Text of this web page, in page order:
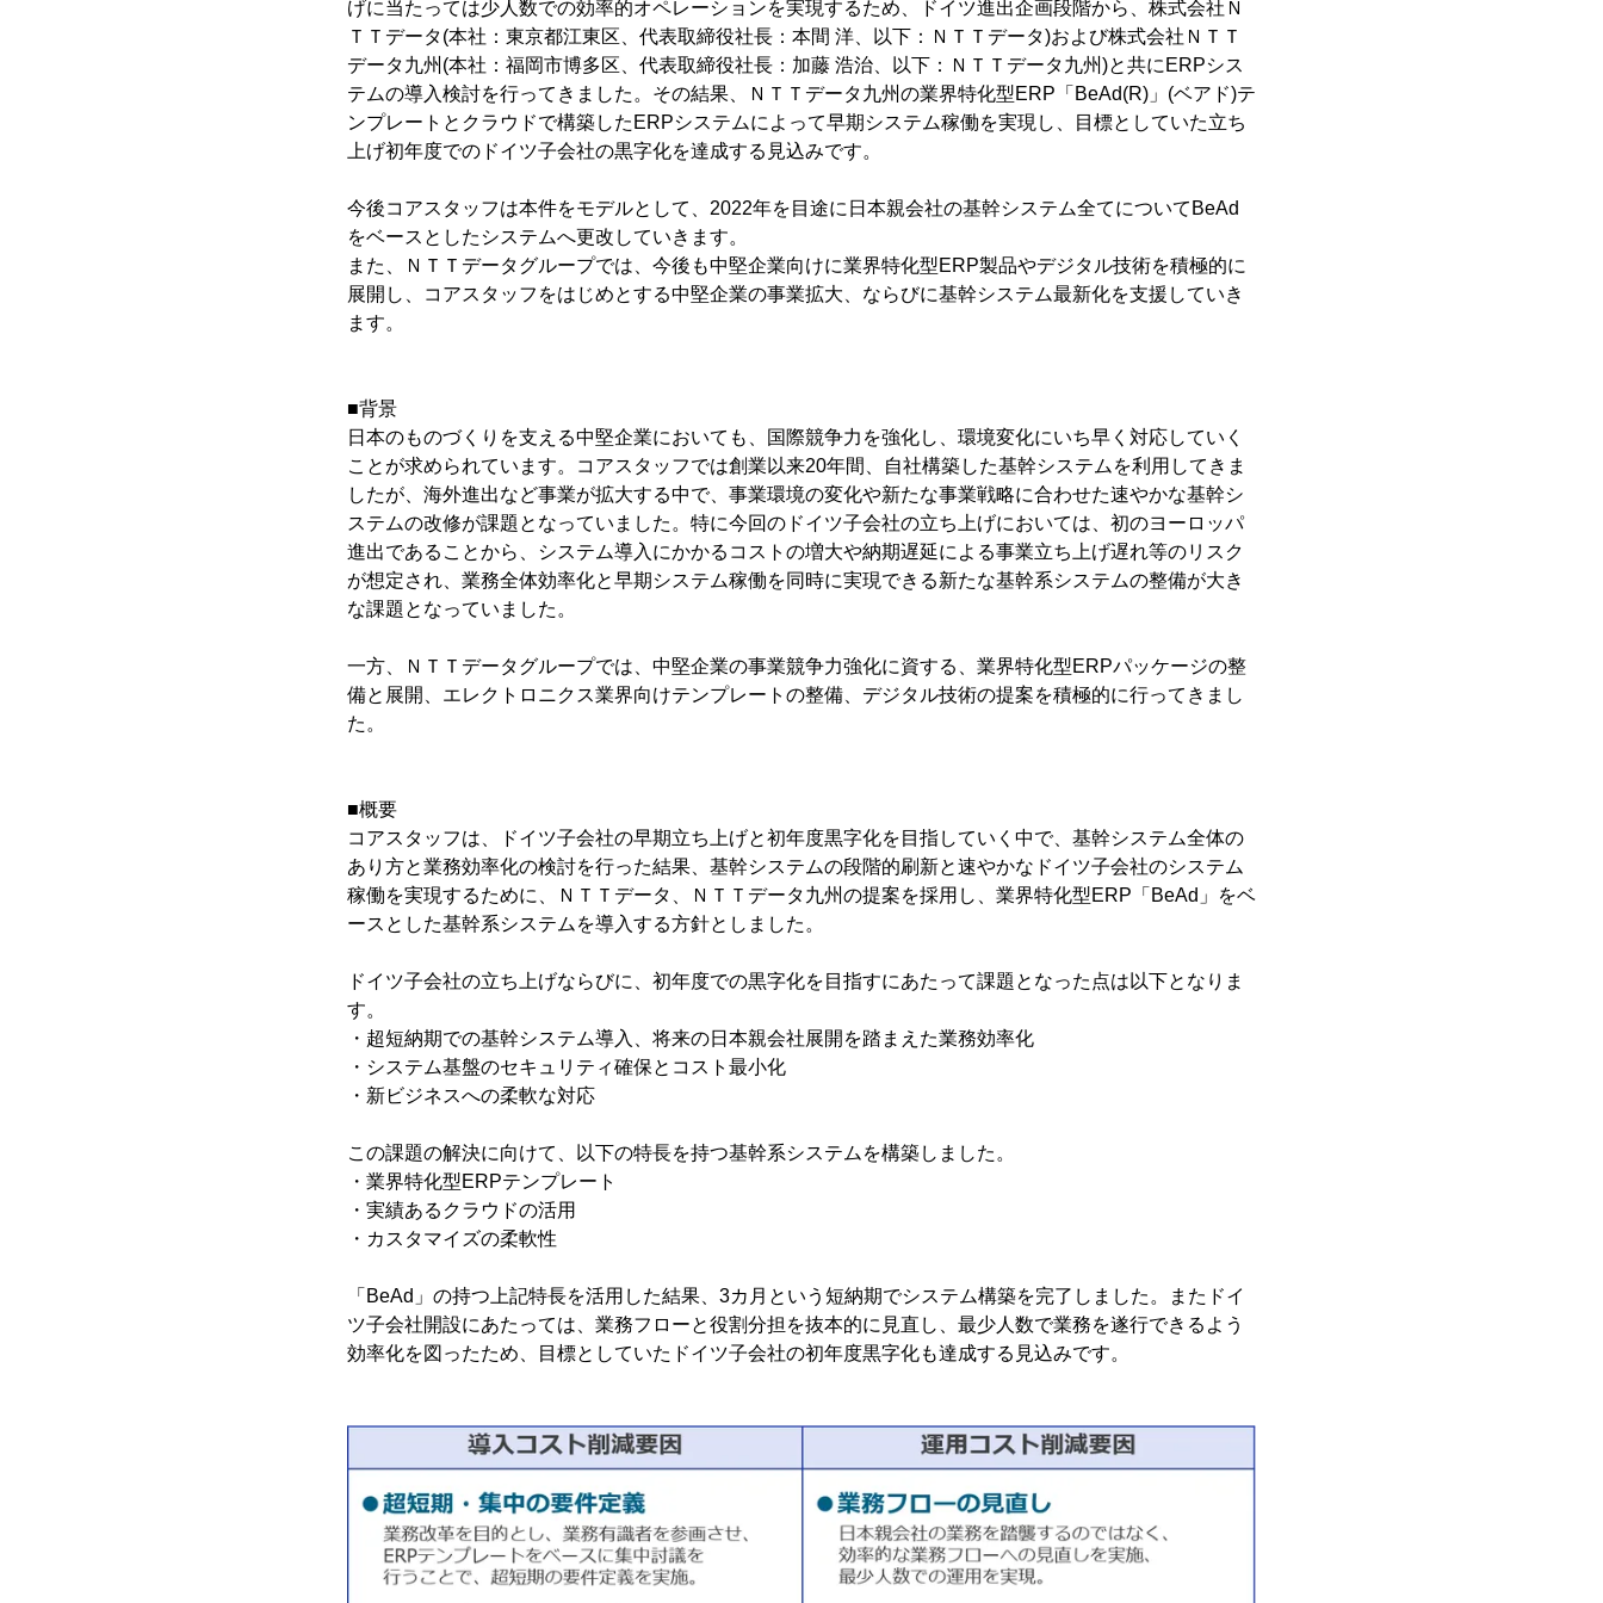
げに当たっては少人数での効率的オペレーションを実現するため、ドイツ進出企画段階から、株式会社Ｎ
ＴＴデータ(本社：東京都江東区、代表取締役社長：本間 洋、以下：ＮＴＴデータ)および株式会社ＮＴＴ
データ九州(本社：福岡市博多区、代表取締役社長：加藤 浩治、以下：ＮＴＴデータ九州)と共にERPシス
テムの導入検討を行ってきました。その結果、ＮＴＴデータ九州の業界特化型ERP「BeAd(R)」(ベアド)テ
ンプレートとクラウドで構築したERPシステムによって早期システム稼働を実現し、目標としていた立ち
上げ初年度でのドイツ子会社の黒字化を達成する見込みです。
今後コアスタッフは本件をモデルとして、2022年を目途に日本親会社の基幹システム全てについてBeAd
をベースとしたシステムへ更改していきます。
また、ＮＴＴデータグループでは、今後も中堅企業向けに業界特化型ERP製品やデジタル技術を積極的に
展開し、コアスタッフをはじめとする中堅企業の事業拡大、ならびに基幹システム最新化を支援していき
ます。
■背景
日本のものづくりを支える中堅企業においても、国際競争力を強化し、環境変化にいち早く対応していく
ことが求められています。コアスタッフでは創業以来20年間、自社構築した基幹システムを利用してきま
したが、海外進出など事業が拡大する中で、事業環境の変化や新たな事業戦略に合わせた速やかな基幹シ
ステムの改修が課題となっていました。特に今回のドイツ子会社の立ち上げにおいては、初のヨーロッパ
進出であることから、システム導入にかかるコストの増大や納期遅延による事業立ち上げ遅れ等のリスク
が想定され、業務全体効率化と早期システム稼働を同時に実現できる新たな基幹系システムの整備が大き
な課題となっていました。
一方、ＮＴＴデータグループでは、中堅企業の事業競争力強化に資する、業界特化型ERPパッケージの整
備と展開、エレクトロニクス業界向けテンプレートの整備、デジタル技術の提案を積極的に行ってきまし
た。
■概要
コアスタッフは、ドイツ子会社の早期立ち上げと初年度黒字化を目指していく中で、基幹システム全体の
あり方と業務効率化の検討を行った結果、基幹システムの段階的刷新と速やかなドイツ子会社のシステム
稼働を実現するために、ＮＴＴデータ、ＮＴＴデータ九州の提案を採用し、業界特化型ERP「BeAd」をベ
ースとした基幹系システムを導入する方針としました。
ドイツ子会社の立ち上げならびに、初年度での黒字化を目指すにあたって課題となった点は以下となりま
す。
・超短納期での基幹システム導入、将来の日本親会社展開を踏まえた業務効率化
・システム基盤のセキュリティ確保とコスト最小化
・新ビジネスへの柔軟な対応
この課題の解決に向けて、以下の特長を持つ基幹系システムを構築しました。
・業界特化型ERPテンプレート
・実績あるクラウドの活用
・カスタマイズの柔軟性
「BeAd」の持つ上記特長を活用した結果、3カ月という短納期でシステム構築を完了しました。またドイ
ツ子会社開設にあたっては、業務フローと役割分担を抜本的に見直し、最少人数で業務を遂行できるよう
効率化を図ったため、目標としていたドイツ子会社の初年度黒字化も達成する見込みです。